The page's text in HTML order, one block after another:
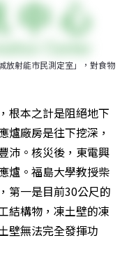
放射能市民測定室」，對食物
根本之計是阻絕地下
爐廠房是往下挖深，
沛。核災後，東電興
爐。福島大學教授柴
第一是目前30公尺的
結構物，凍土壁的凍
壁無法完全發揮功